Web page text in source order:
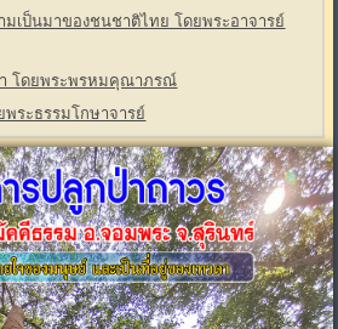
เป็นมาของชนชาติไทย โดยพระอาจารย์
โดยพระพรหมคุณาภรณ์
ระธรรมโกษาจารย์